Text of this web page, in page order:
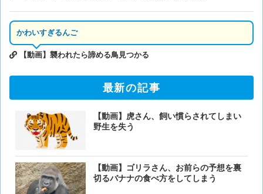
かわいすぎるんご
【動画】襲われたら諦める鳥見つかる
最新の記事
【動画】虎さん、飼い慣らされてしまい
野生を失う
【動画】ゴリラさん、お前らの予想を裏
切るバナナの食べ方をしてしまう